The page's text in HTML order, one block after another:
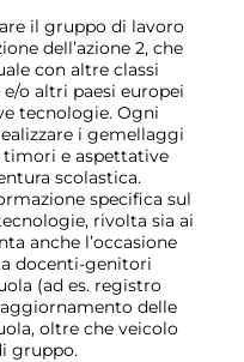
il gruppo di lavoro
dell’azione 2, che
con altre classi
o altri paesi europei
tecnologie. Ogni
i gemellaggi
timori e aspettative
scolastica.
specifica sul
rivolta sia ai
anche l’occasione
docenti-genitori
(ad es. registro
delle
oltre che veicolo
gruppo.